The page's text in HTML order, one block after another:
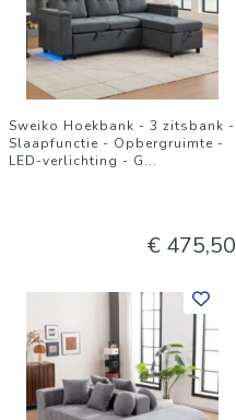
Sweiko Hoekbank - 3 zitsbank -
Slaapfunctie - Opbergruimte -
LED-verlichting - G...
€ 475,50